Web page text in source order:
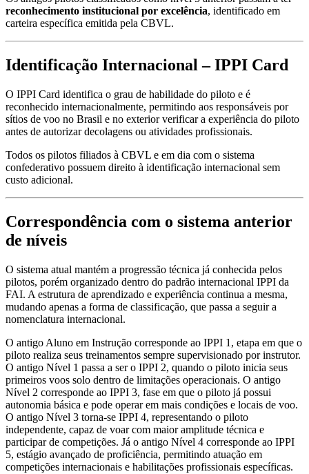
reconhecimento institucional por excelência, identificado em
carteira específica emitida pela CBVL.
Identificação Internacional – IPPI Card
O IPPI Card identifica o grau de habilidade do piloto e é
reconhecido internacionalmente, permitindo aos responsáveis por
sítios de voo no Brasil e no exterior verificar a experiência do piloto
antes de autorizar decolagens ou atividades profissionais.
Todos os pilotos filiados à CBVL e em dia com o sistema
confederativo possuem direito à identificação internacional sem
custo adicional.
Correspondência com o sistema anterior
de níveis
O sistema atual mantém a progressão técnica já conhecida pelos
pilotos, porém organizado dentro do padrão internacional IPPI da
FAI. A estrutura de aprendizado e experiência continua a mesma,
mudando apenas a forma de classificação, que passa a seguir a
nomenclatura internacional.
O antigo Aluno em Instrução corresponde ao IPPI 1, etapa em que o
piloto realiza seus treinamentos sempre supervisionado por instrutor.
O antigo Nível 1 passa a ser o IPPI 2, quando o piloto inicia seus
primeiros voos solo dentro de limitações operacionais. O antigo
Nível 2 corresponde ao IPPI 3, fase em que o piloto já possui
autonomia básica e pode operar em mais condições e locais de voo.
O antigo Nível 3 torna-se IPPI 4, representando o piloto
independente, capaz de voar com maior amplitude técnica e
participar de competições. Já o antigo Nível 4 corresponde ao IPPI
5, estágio avançado de proficiência, permitindo atuação em
competições internacionais e habilitações profissionais específicas.